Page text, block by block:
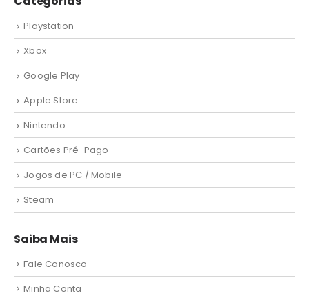
Playstation
Xbox
Google Play
Apple Store
Nintendo
Cartões Pré-Pago
Jogos de PC / Mobile
Steam
Saiba Mais
Fale Conosco
Minha Conta